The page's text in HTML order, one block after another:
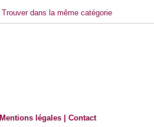
Trouver dans la même catégorie
Mentions légales |Contact